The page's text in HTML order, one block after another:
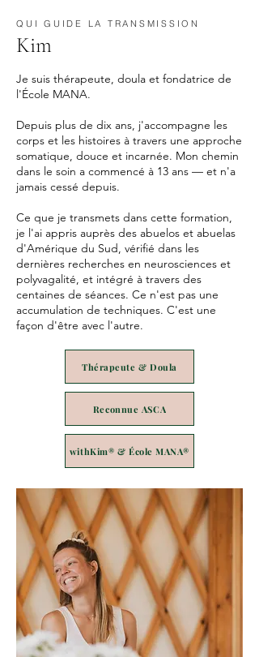
QUI GUIDE LA TRANSMISSION
Kim
Je suis thérapeute, doula et fondatrice de
l'École MANA.
Depuis plus de dix ans, j'accompagne les
corps et les histoires à travers une approche
somatique, douce et incarnée. Mon chemin
dans le soin a commencé à 13 ans — et n'a
jamais cessé depuis.
Ce que je transmets dans cette formation,
je l'ai appris auprès des abuelos et abuelas
d'Amérique du Sud, vérifié dans les
dernières recherches en neurosciences et
polyvagalité, et intégré à travers des
centaines de séances. Ce n'est pas une
accumulation de techniques. C'est une
façon d'être avec l'autre.
Thérapeute & Doula
Reconnue ASCA
withKim® & École MANA®